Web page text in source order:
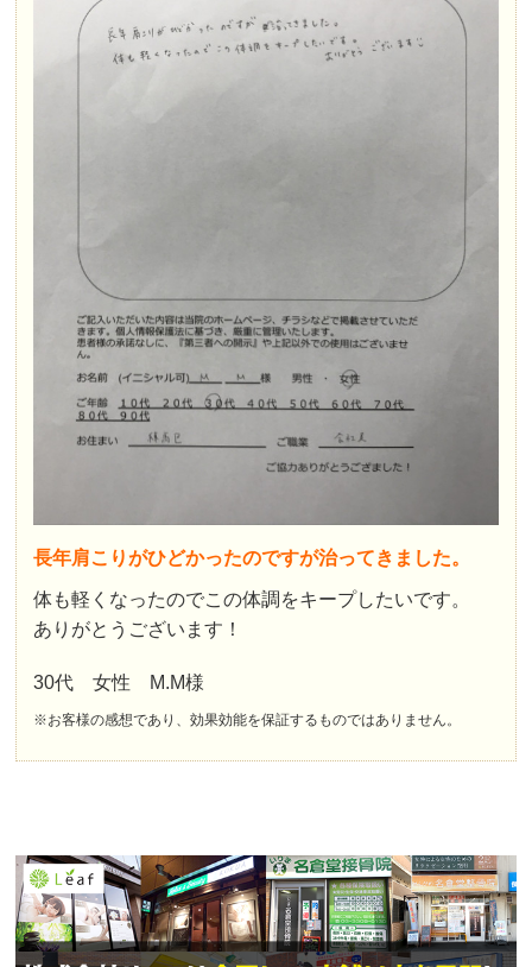
長年肩こりがひどかったのですが治ってきました。
体も軽くなったのでこの体調をキープしたいです。
ありがとうございます！
30代 女性 M.M様
※お客様の感想であり、効果効能を保証するものではありません。